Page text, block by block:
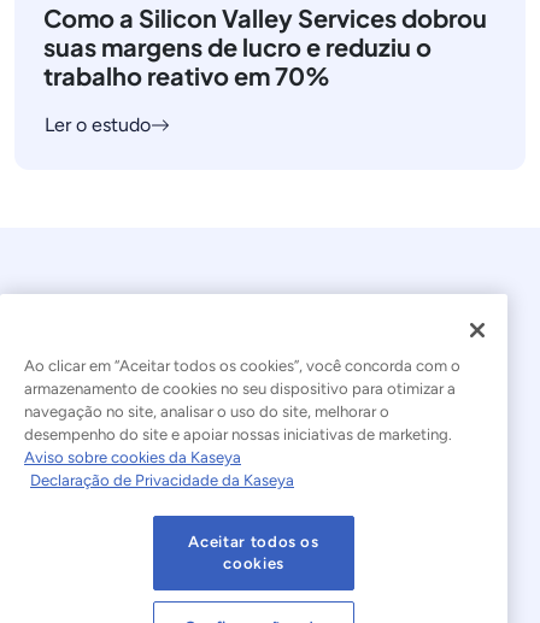
Como a Silicon Valley Services dobrou
suas margens de lucro e reduziu o
trabalho reativo em 70%
Ler o estudo
© 2026 Kaseya. Todos os direitos reservados.
Português Brasileiro
Declaração sobre a Escravidão Moderna
Termos de Uso do Site Declaração de Privacidade
Mapa do site Cookies Settings
Ao clicar em “Aceitar todos os cookies”, você concorda com o
armazenamento de cookies no seu dispositivo para otimizar a
navegação no site, analisar o uso do site, melhorar o
desempenho do site e apoiar nossas iniciativas de marketing.
Aviso sobre cookies da Kaseya
Declaração de Privacidade da Kaseya
Aceitar todos os
cookies